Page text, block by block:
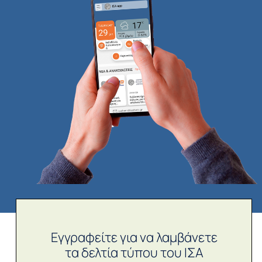
Εγγραφείτε για να λαμβάνετε
τα δελτία τύπου του ΙΣΑ